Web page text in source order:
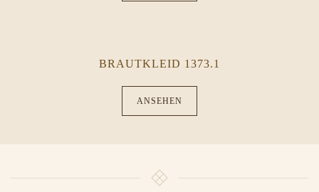
BRAUTKLEID 1373.1
ANSEHEN